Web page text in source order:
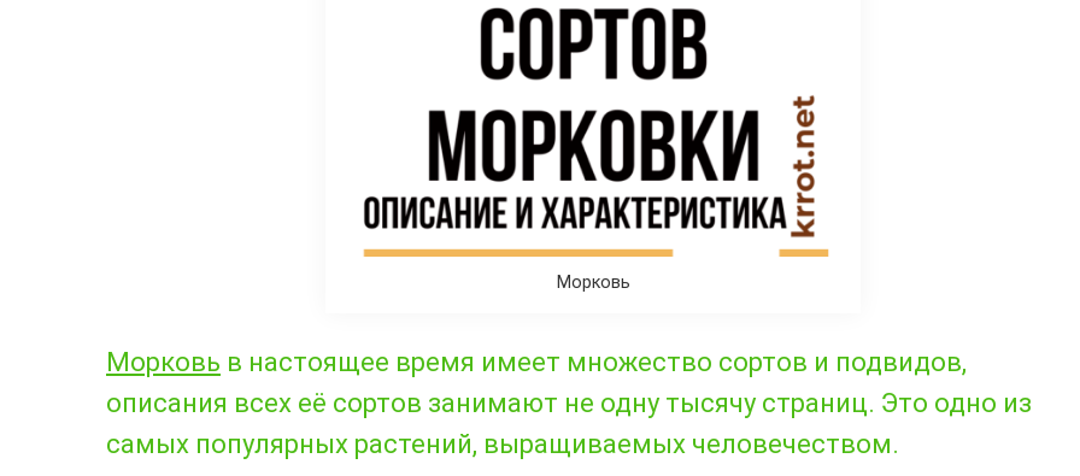
Морковь
Морковь в настоящее время имеет множество сортов и подвидов,
описания всех её сортов занимают не одну тысячу страниц. Это одно из
самых популярных растений, выращиваемых человечеством.